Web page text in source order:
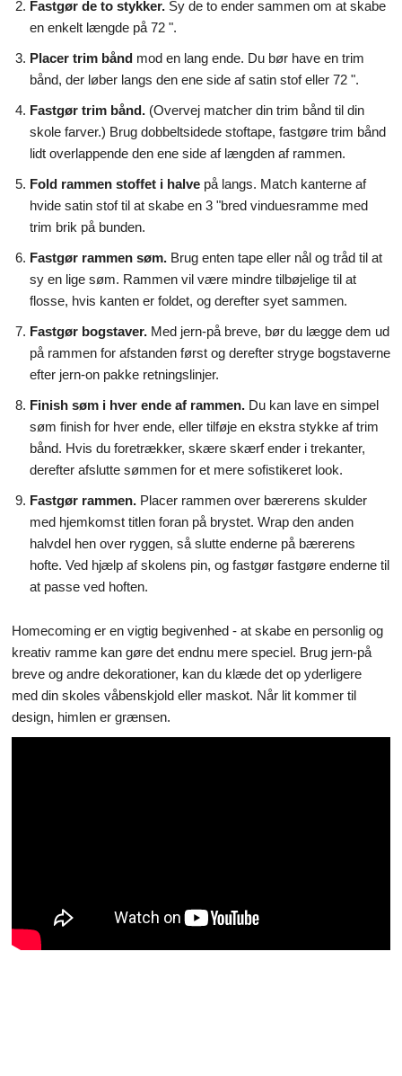
Fastgør de to stykker. Sy de to ender sammen om at skabe
en enkelt længde på 72 ".
Placer trim bånd mod en lang ende. Du bør have en trim
bånd, der løber langs den ene side af satin stof eller 72 ".
Fastgør trim bånd. (Overvej matcher din trim bånd til din
skole farver.) Brug dobbeltsidede stoftape, fastgøre trim bånd
lidt overlappende den ene side af længden af rammen.
Fold rammen stoffet i halve på langs. Match kanterne af
hvide satin stof til at skabe en 3 "bred vinduesramme med
trim brik på bunden.
Fastgør rammen søm. Brug enten tape eller nål og tråd til at
sy en lige søm. Rammen vil være mindre tilbøjelige til at
flosse, hvis kanten er foldet, og derefter syet sammen.
Fastgør bogstaver. Med jern-på breve, bør du lægge dem ud
på rammen for afstanden først og derefter stryge bogstaverne
efter jern-on pakke retningslinjer.
Finish søm i hver ende af rammen. Du kan lave en simpel
søm finish for hver ende, eller tilføje en ekstra stykke af trim
bånd. Hvis du foretrækker, skære skærf ender i trekanter,
derefter afslutte sømmen for et mere sofistikeret look.
Fastgør rammen. Placer rammen over bærerens skulder
med hjemkomst titlen foran på brystet. Wrap den anden
halvdel hen over ryggen, så slutte enderne på bærerens
hofte. Ved hjælp af skolens pin, og fastgør fastgøre enderne til
at passe ved hoften.
Homecoming er en vigtig begivenhed - at skabe en personlig og
kreativ ramme kan gøre det endnu mere speciel. Brug jern-på
breve og andre dekorationer, kan du klæde det op yderligere
med din skoles våbenskjold eller maskot. Når lit kommer til
design, himlen er grænsen.